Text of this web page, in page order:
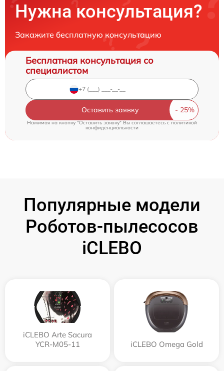
Нужна консультация?
Закажите бесплатную консультацию
Бесплатная консультация со
специалистом
Оставить заявку
Нажимая на кнопку "Оставить заявку" Вы соглашаетесь cполитикой
конфиденциальности
Популярные модели
Роботов-пылесосов
iCLEBO
iCLEBO Arte Sacura
YCR-M05-11
iCLEBO Omega Gold